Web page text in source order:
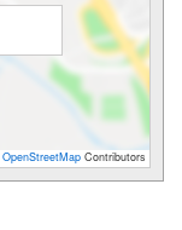
OpenStreetMap Contributors